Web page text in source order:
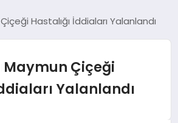
Hastalığı İddiaları Yalanlandı
Maymun Çiçeği
Yalanlandı